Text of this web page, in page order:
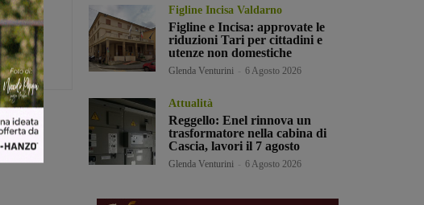
Figline Incisa Valdarno
Figline e Incisa: approvate le
riduzioni Tari per cittadini e
utenze non domestiche
Glenda Venturini 6 Agosto 2026
Attualità
Reggello: Enel rinnova un
trasformatore nella cabina di
Cascia, lavori il 7 agosto
Glenda Venturini 6 Agosto 2026